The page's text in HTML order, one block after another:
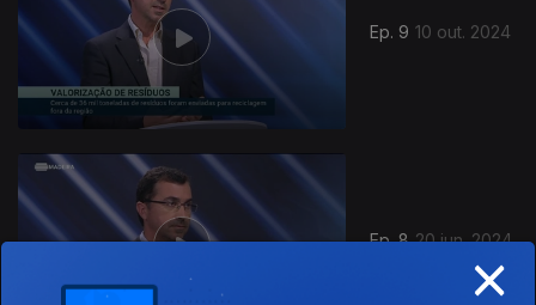
Ep. 9 10 out. 2024
Ep. 8 20 jun. 2024
×